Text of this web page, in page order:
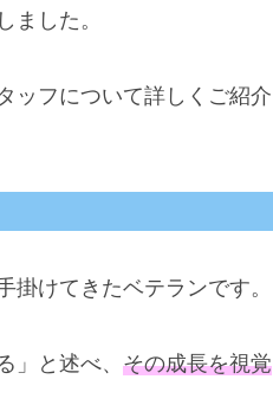
ました。
ッフについて詳しくご紹介
掛けてきたベテランです。
」と述べ、 その成長を視覚